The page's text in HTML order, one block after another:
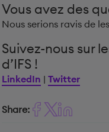
Vous avez des
Nous serions ravis de
Suivez-nous sur
d’IFS !
LinkedIn | Twitter
Share: